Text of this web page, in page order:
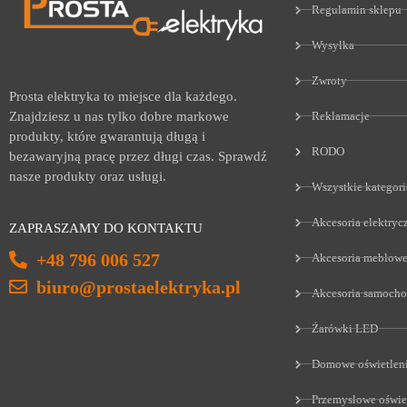
Prosta elektryka to miejsce dla każdego.
Znajdziesz u nas tylko dobre markowe
produkty, które gwarantują długą i
bezawaryjną pracę przez długi czas. Sprawdź
nasze produkty oraz usługi.
ZAPRASZAMY DO KONTAKTU
+48 796 006 527
biuro@prostaelektryka.pl
Regulamin sklepu
Wysyłka
Zwroty
Reklamacje
RODO
Wszystkie
Akcesoria
Akcesoria meblowe
Akcesoria
Żarówki LED
Domowe
Przemysłowe